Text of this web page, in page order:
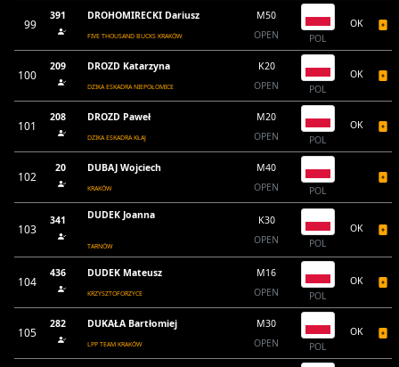
99
391 DROHOMIRECKI Dariusz
FIVE THOUSAND BUCKS KRAKÓW
M50
OPEN
POL
OK
100
209 DROZD Katarzyna
DZIKA ESKADRA NIEPOŁOMICE
K20
OPEN
POL
OK
101
208 DROZD Paweł
DZIKA ESKADRA KŁAJ
M20
OPEN
POL
OK
102
20 DUBAJ Wojciech
KRAKÓW
M40
OPEN
POL
103
341 DUDEK Joanna
TARNÓW
K30
OPEN
POL
OK
104
436 DUDEK Mateusz
KRZYSZTOFORZYCE
M16
OPEN
POL
OK
105
282 DUKAŁA Bartłomiej
LPP TEAM KRAKÓW
M30
OPEN
POL
OK